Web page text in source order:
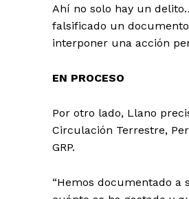
Ahí no solo hay un
falsificado un
interponer una acción
EN PROCESO
Por otro lado, Llano
Circulación Terrestre,
GRP.
“Hemos documentado